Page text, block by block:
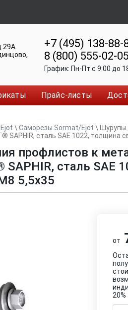
,
+7 (495) 138-88-
8 (800) 555-02-05
График: Пн-Пт c 9:00 до
Прайс-листы
\ Саморезы Sormat/Ejot \
SAPHIR, сталь SAE 1022, толщина
профлистов к
SAPHIR, сталь SAE
5,5x35
от
20%